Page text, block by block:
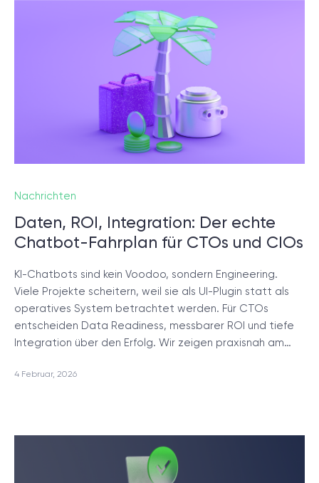
Nachrichten
Daten, ROI, Integration: Der echte
Chatbot-Fahrplan für CTOs und CIOs
KI-Chatbots sind kein Voodoo, sondern Engineering.
Viele Projekte scheitern, weil sie als UI-Plugin statt als
operatives System betrachtet werden. Für CTOs
entscheiden Data Readiness, messbarer ROI und tiefe
Integration über den Erfolg. Wir zeigen praxisnah am…
4 Februar, 2026